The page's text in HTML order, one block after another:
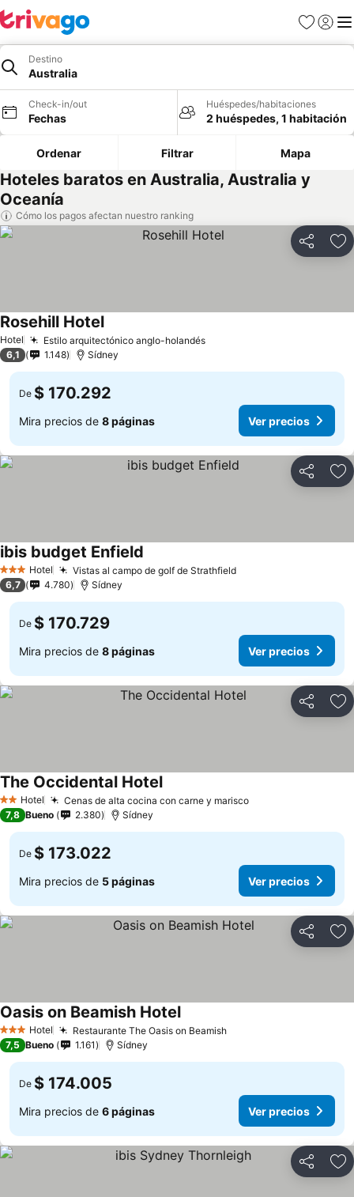
Favoritos
Iniciar
Destino
Australia
Check-in/out
Fechas
Huéspedes/habitaciones
2 huéspedes, 1 habitación
Ordenar Filtrar Mapa
Hoteles baratos en Australia, Australia y
Oceanía
Cómo los pagos afectan nuestro ranking
Compartir
Hotel Estilo arquitectónico anglo-holandésVer precios
Rosehill HotelVer precios
6,1 1.148 Sídney
De $ 170.292
Mira precios de 8 páginas Ver precios
Compartir
3 Estrellas
Hotel Vistas al campo de golf de StrathfieldVer precios
ibis budget Enfield
6,7 4.780 Sídney
De $ 170.729
Mira precios de 8 páginas Ver precios
Compartir
2 Estrellas
Hotel Cenas de alta cocina con carne y mariscoVer precios
The Occidental HotelVer precios
7,8 Bueno 2.380 Sídney
De $ 173.022
Mira precios de 5 páginas Ver precios
Compartir
3 Estrellas
Hotel Restaurante The Oasis on BeamishVer precios
Oasis on Beamish HotelVer precios
7,5 Bueno 1.161 Sídney
De $ 174.005
Mira precios de 6 páginas Ver precios
Compartir